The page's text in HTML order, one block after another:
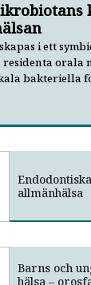
i ett
residenta orala
bakteriella
anses vara
för parodontit
sjukdomar,
är därför
ha positiva
allmänhälsa
Barns och
hälsa –